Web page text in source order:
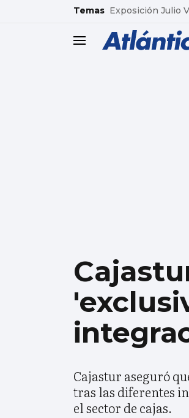
common.go-to-content
Temas Exposición Julio
header.menu.open
Cajastur aseguró
tras las diferentes
el sector de cajas.